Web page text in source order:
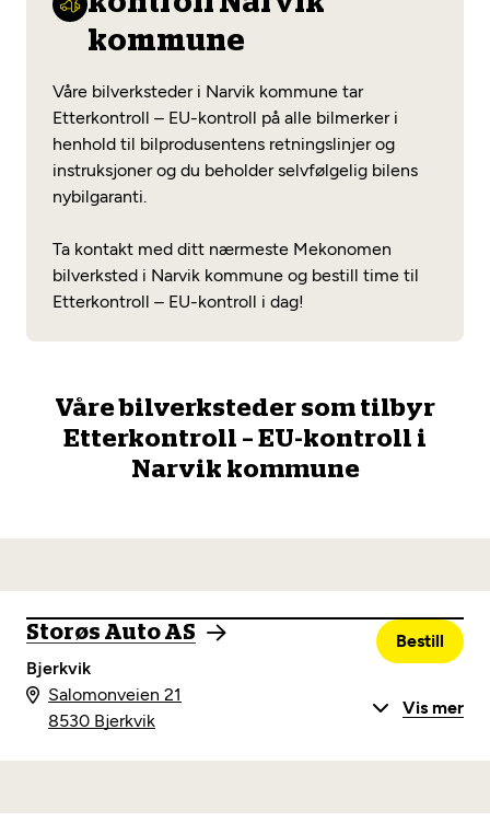
Diagnose/Feilsøking
Se alle (52) tjenester her
Mekonomen Bilkonto
Les mer
Fritt verkstedvalg
Mobilitetsgaranti
Nybilgaranti og fabrikkgaranti
Opprett en konto
kommune
Våre bilverksteder i Narvik kommune tar
Etterkontroll – EU-kontroll på alle bilmerker i
henhold til bilprodusentens retningslinjer og
instruksjoner og du beholder selvfølgelig bilens
nybilgaranti.
Ta kontakt med ditt nærmeste Mekonomen
bilverksted i Narvik kommune og bestill time til
Etterkontroll – EU-kontroll i dag!
Våre bilverksteder som tilbyr
Etterkontroll – EU-kontroll i
Narvik kommune
Storøs Auto AS
Bjerkvik
Bestill
Salomonveien 21
8530 Bjerkvik
Vis mer